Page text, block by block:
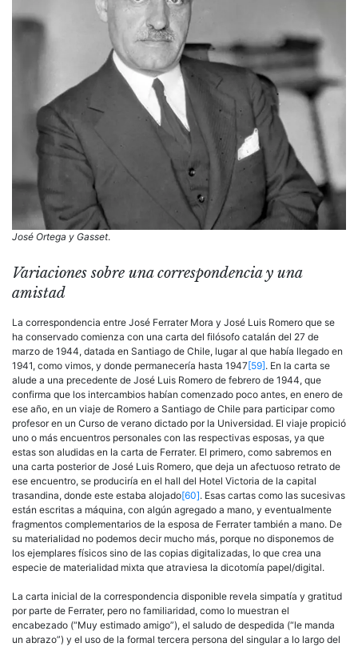
José Ortega y Gasset.
Variaciones sobre una correspondencia y una
amistad
La correspondencia entre José Ferrater Mora y José Luis Romero que se
ha conservado comienza con una carta del filósofo catalán del 27 de
marzo de 1944, datada en Santiago de Chile, lugar al que había llegado en
1941, como vimos, y donde permanecería hasta 1947[59]. En la carta se
alude a una precedente de José Luis Romero de febrero de 1944, que
confirma que los intercambios habían comenzado poco antes, en enero de
ese año, en un viaje de Romero a Santiago de Chile para participar como
profesor en un Curso de verano dictado por la Universidad. El viaje propició
uno o más encuentros personales con las respectivas esposas, ya que
estas son aludidas en la carta de Ferrater. El primero, como sabremos en
una carta posterior de José Luis Romero, que deja un afectuoso retrato de
ese encuentro, se produciría en el hall del Hotel Victoria de la capital
trasandina, donde este estaba alojado[60]. Esas cartas como las sucesivas
están escritas a máquina, con algún agregado a mano, y eventualmente
fragmentos complementarios de la esposa de Ferrater también a mano. De
su materialidad no podemos decir mucho más, porque no disponemos de
los ejemplares físicos sino de las copias digitalizadas, lo que crea una
especie de materialidad mixta que atraviesa la dicotomía papel/digital.
La carta inicial de la correspondencia disponible revela simpatía y gratitud
por parte de Ferrater, pero no familiaridad, como lo muestran el
encabezado (“Muy estimado amigo”), el saludo de despedida (“le manda
un abrazo”) y el uso de la formal tercera persona del singular a lo largo del